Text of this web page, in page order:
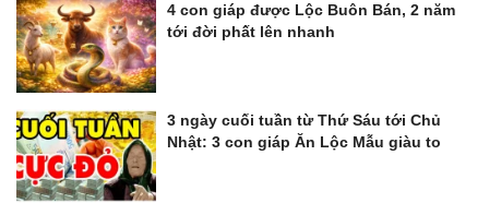
4 con giáp được Lộc Buôn Bán, 2 năm
tới đời phất lên nhanh
3 ngày cuối tuần từ Thứ Sáu tới Chủ
Nhật: 3 con giáp Ăn Lộc Mẫu giàu to